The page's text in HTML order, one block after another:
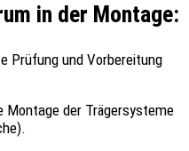
in der Montage:
Prüfung und Vorbereitung
Montage der Trägersysteme